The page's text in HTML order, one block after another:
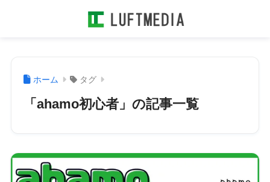
ホーム タグ
「ahamo初心者」の記事一覧